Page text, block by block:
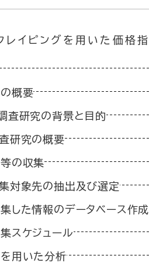
クレイピングを用いた価
概要
査研究の背景と目的
研究の概要
の収集
対象先の抽出及び選定
した情報のデータベース作成
スケジュール
用いた分析